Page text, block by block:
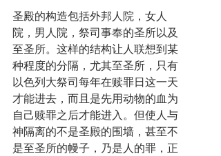
圣殿的构造包括外邦人院，女人
院，男人院，祭司事奉的圣所以及
至圣所。这样的结构让人联想到某
种程度的分隔，尤其至圣所，只有
以色列大祭司每年在赎罪日这一天
才能进去，而且是先用动物的血为
自己赎罪之后才能进入。但使人与
神隔离的不是圣殿的围墙，甚至不
是至圣所的幔子，乃是人的罪，正